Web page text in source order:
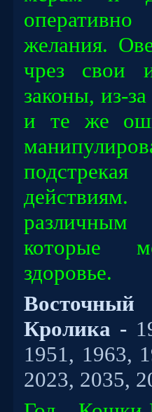
желания.
чрез свои
законы, из-
и те же
которые
здоровье.
Кролика -
1951, 1963,
2023, 2035,